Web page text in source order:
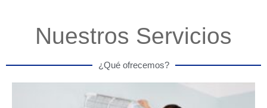
Nuestros Servicios
¿Qué ofrecemos?